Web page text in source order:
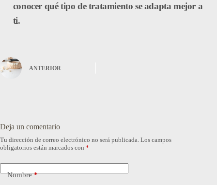
conocer qué tipo de tratamiento se adapta mejor a
ti.
ANTERIOR
Deja un comentario
Tu dirección de correo electrónico no será publicada. Los campos
obligatorios están marcados con *
Nombre*